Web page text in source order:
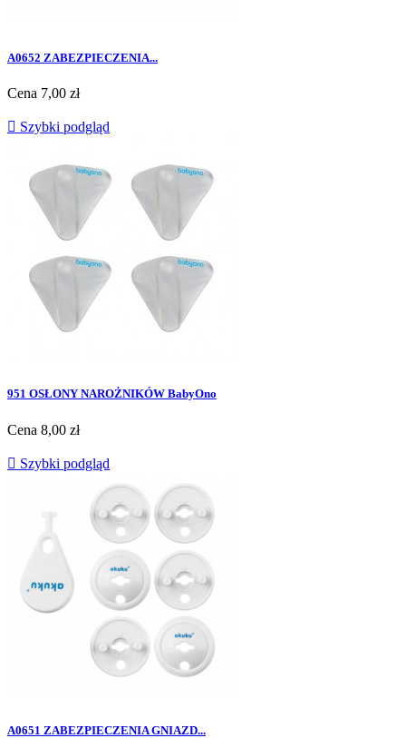
A0652 ZABEZPIECZENIA...
Cena 7,00 zł
 Szybki podgląd
951 OSŁONY NAROŻNIKÓW BabyOno
Cena 8,00 zł
 Szybki podgląd
A0651 ZABEZPIECZENIA GNIAZD...